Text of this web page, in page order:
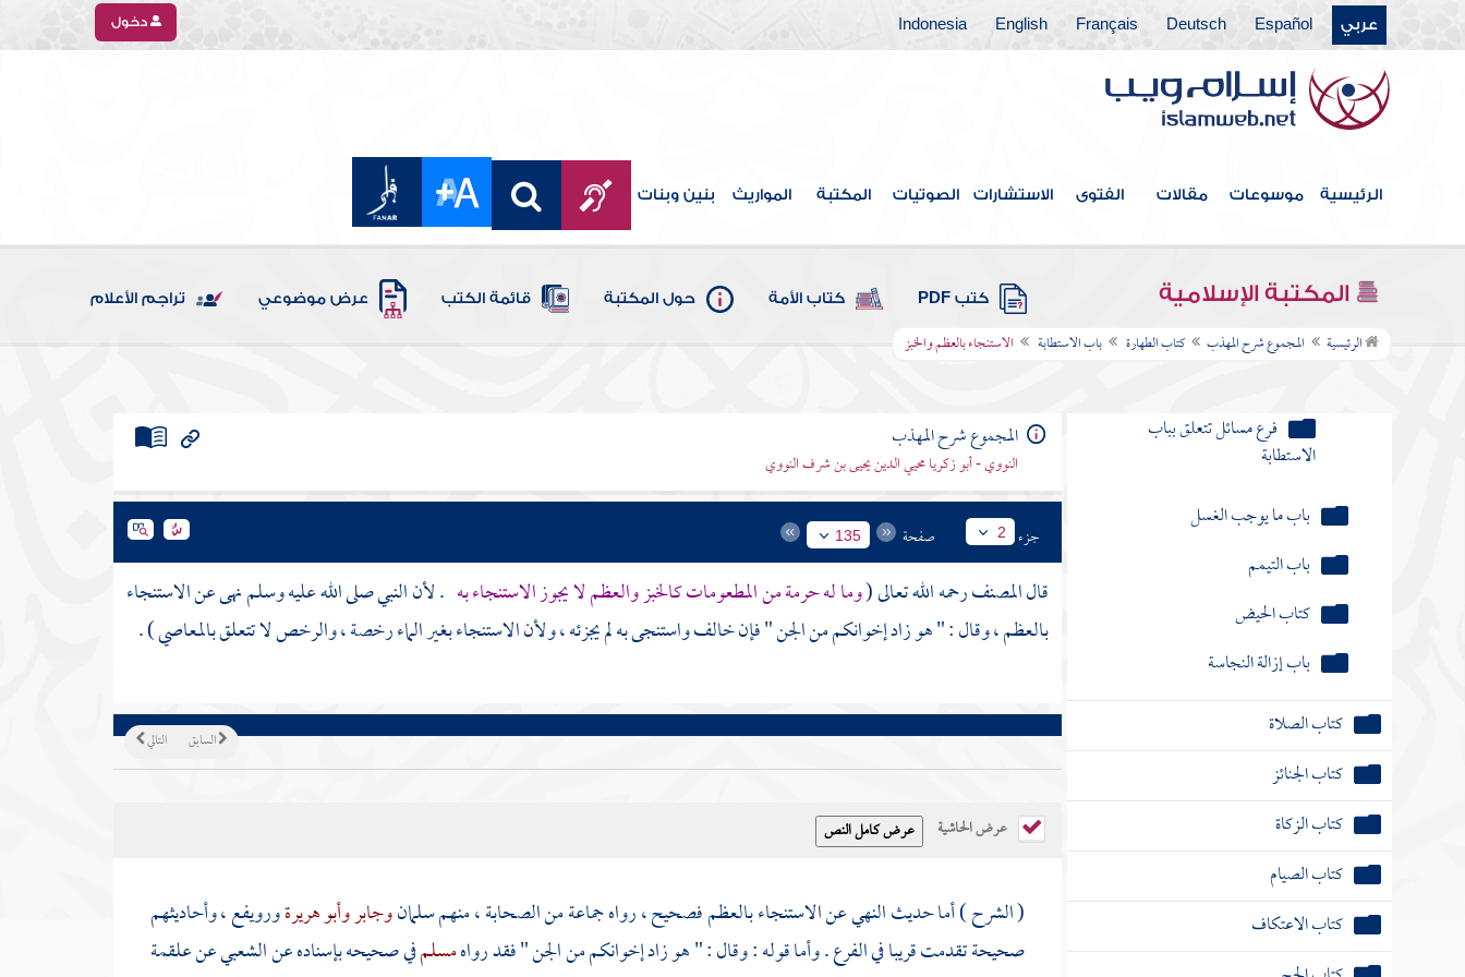
عربي Español
Deutsch
Français
English
Indonesia دخول
الرئيسية موسوعات مقالات الفتوى الاستشارات الصوتيات المكتبة المواريث بنين وبنات
المكتبة الإسلامية كتب PDF كتاب الأمة حول المكتبة قائمة الكتب عرض موضوعي تراجم الأعلام
الرئيسية المجموع شرح المهذب كتاب الطهارة باب الاستطابة الاستنجاء بالعظم والخبز
الاستنجاء بمائع غير الماء
الاستنجاء بالعظم والخبز
فرع مسائل تتعلق بالاستنجاء
والودي والمذي وشبهها فهل يجزئه
فرع مسائل تتعلق بباب
الاستطابة
باب ما يوجب الغسل
باب التيمم
كتاب الحيض
باب إزالة النجاسة
كتاب الصلاة
كتاب الجنائز
كتاب الزكاة
كتاب الصيام
كتاب الاعتكاف
المجموع شرح المهذب
النووي - أبو زكريا محيي الدين يحيى بن شرف النووي
جزء 2 صفحة 135
قالالمصنفرحمه الله تعالى (وما له حرمة من المطعومات كالخبز والعظم لا يجوز الاستنجاء به . لأن النبي صلى الله عليه وسلم نهى عن الاستنجاء
بالعظم ، وقال : " هو زاد إخوانكم من الجن " فإن خالف واستنجى به لم يجزئه ، ولأن الاستنجاء بغير الماء رخصة ، والرخص لا تتعلق بالمعاصي ) .
التالي السابق
عرض الحاشية
( الشرح ) أما حديث النهي عن الاستنجاء بالعظم فصحيح ، رواه جماعة من الصحابة ، منهمسلمانوجابروأبو هريرةورويفع، وأحاديثهم
صحيحة تقدمت قريبا في الفرع . وأما قوله : وقال : " هو زاد إخوانكم من الجن " فقد رواهمسلمفي صحيحه بإسناده عنالشعبيعنعلقمة